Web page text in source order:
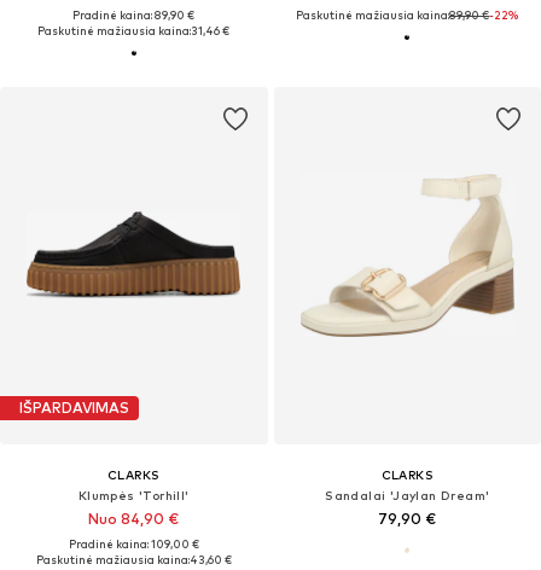
Pradinė kaina: 89,90 €
Paskutinė mažiausia kaina:31,46 €
Paskutinė mažiausia kaina:89,90 €-22%
IŠPARDAVIMAS
CLARKS
Klumpės 'Torhill'
Nuo 84,90 €
Pradinė kaina: 109,00 €
Paskutinė mažiausia kaina:43,60 €
CLARKS
Sandalai 'Jaylan Dream'
79,90 €